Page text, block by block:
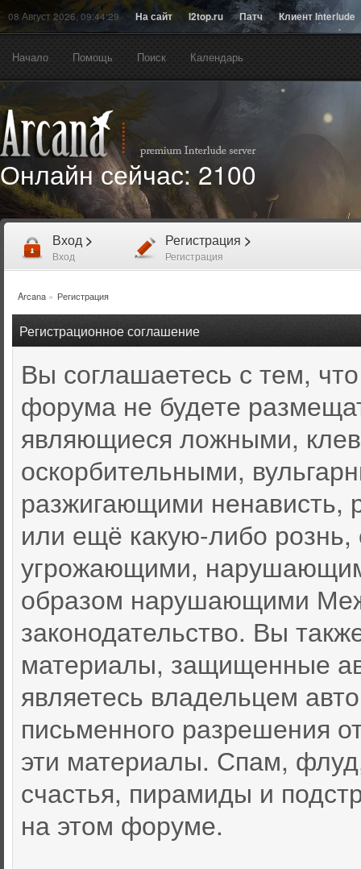
08 Август 2026, 09:44:29 На сайт l2top.ru Патч Клиент Interlude
Начало Помощь Поиск Календарь
Онлайн сейчас:2100
Вход >
Вход
Регистрация >
Регистрация
Arcana» Регистрация
Регистрационное соглашение
Вы соглашаетесь с тем,
форума не будете
являющиеся ложными,
оскорбительными,
разжигающими ненависть,
или ещё какую-либо
угрожающими,
образом нарушающими
законодательство. Вы
материалы, защищенные
являетесь владельцем
письменного разрешения
эти материалы. Спам,
счастья, пирамиды и
на этом форуме.